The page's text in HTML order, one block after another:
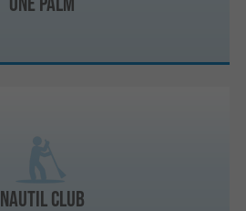
Nautil Club